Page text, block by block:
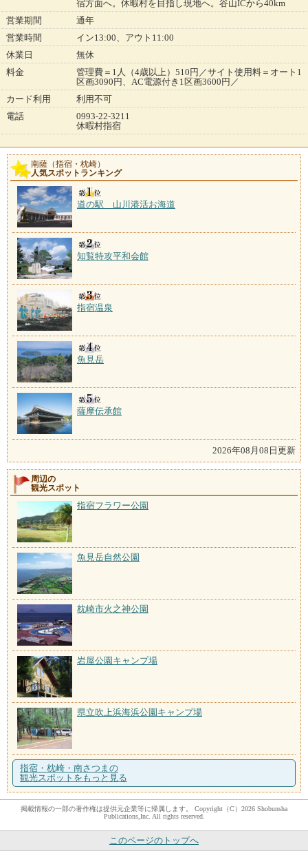
宿方面へ。休暇村を目指し現地へ。谷山ICから40km
営業期間
通年
営業時間
イン13:00、アウト11:00
休業日
無休
料金
管理費＝1人（4歳以上）510円／サイト使用料＝オート1
区画3090円、AC電源付き1区画3600円／
カード利用
利用不可
電話
0993-22-3211
休暇村指宿
南薩（指宿・枕崎）
人気スポットランキング
道の駅 山川港活お海道
知覧特攻平和会館
指宿温泉
魚見岳
薩摩伝承館
2026年08月08日更新
周辺の
観光スポット
指宿フラワー公園
魚見岳自然公園
枕崎市火之神公園
岩屋公園キャンプ場
県立吹上浜海浜公園キャンプ場
指宿・枕崎・南さつまの
観光スポットをもっと見る
掲載情報の一部の著作権は提供元企業等に帰属します。 Copyright（C）2026 Shobunsha
Publications,Inc. All rights reserved.
このページのトップへ